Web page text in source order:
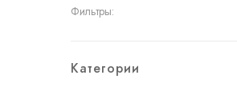
Фильтры:
Категории